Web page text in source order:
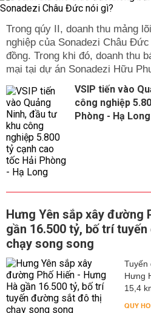
Trong qúy II, doanh thu mảng
nghiệp của Sonadezi Châu
đồng. Trong khi đó, doanh thu
mại tại dự án Sonadezi Hữu
VSIP tiến vào
công nghiệp
Phòng - Hạ Long
Hưng Yên sắp xây đường
gần 16.500 tỷ, bố trí
chạy song song
Tuyến
Hưng
15,4
QUY